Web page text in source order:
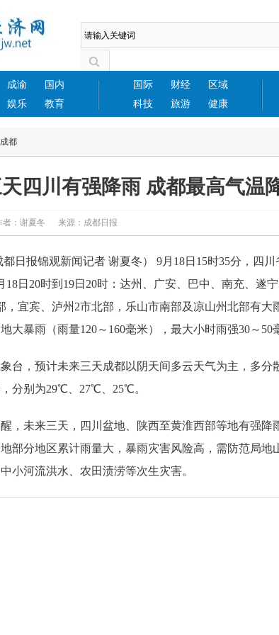
成渝
国内
娱乐 教育
国际 财经
区域
科技
旅游 健康
成都
四川有强降雨 成都最高气温
者：谢夏冬 来源：成都日报
日报锦观新闻记者 谢夏冬） 9月18日15时35分，四
18日20时到19日20时：达州、广安、巴中、南充、遂
，宜宾、泸州2市北部，乐山市南部及凉山州北部有大
大暴雨（雨量120～160毫米），最大小时雨强30～50
台，预计未来三天成都以阴天间多云天气为主，多分
分别为29℃、27℃、25℃。
，未来三天，四川盆地、陕西至黄淮西部等地有强降
部分地区累计雨量大，暴雨灾害风险高，需防范局地
小河流洪水、农田渍涝等次生灾害。